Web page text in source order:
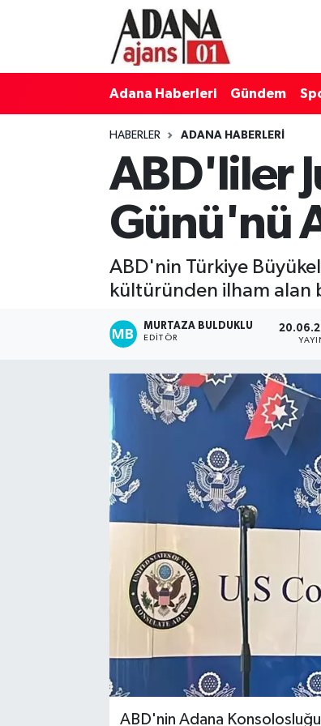
Adana Haberleri Gündem
HABERLER ADANA HABERLERI
ABD'liler
Günü'nü
ABD'nin Türkiye
kültüründen ilham alan
MURTAZA BULDUKLU
EDITÖR
ABD'nin Adana
Adana Haberleri
Adana Nöbetçi Eczaneler
Adana Hava Durumu
Adana Trafik Yoğunluk Haritası
Süper Lig Puan Durumu ve Fikstür
Tüm Manşetler
Haber Arşivi